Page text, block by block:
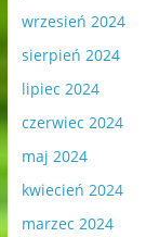
wrzesień 2024
sierpień 2024
lipiec 2024
czerwiec 2024
maj 2024
kwiecień 2024
marzec 2024